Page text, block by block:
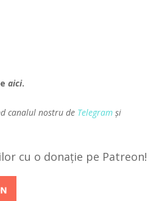
aici.
canalul nostru de Telegram și
cu o donație pe Patreon!